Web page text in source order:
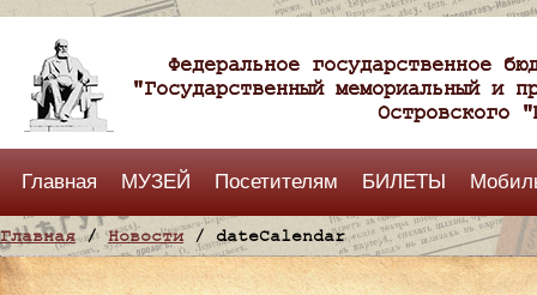
Федеральное государственное
"Государственный мемориальный и
Островского
Главная МУЗЕЙ Посетителям БИЛЕТЫ
Главная/Новости/ dateCalendar